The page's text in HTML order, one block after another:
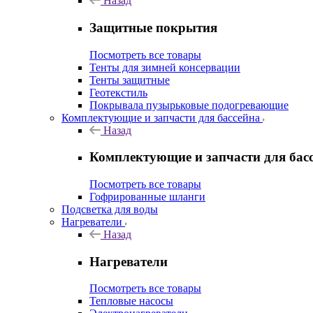
Защитные покрытия
Посмотреть все товары
Тенты для зимней консервации
Тенты защитные
Геотекстиль
Покрывала пузырьковые подогревающие
Комплектующие и запчасти для бассейна
Назад
Комплектующие и запчасти для
Посмотреть все товары
Гофрированные шланги
Подсветка для воды
Нагреватели
Назад
Нагреватели
Посмотреть все товары
Тепловые насосы